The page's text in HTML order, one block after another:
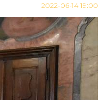
2022-06-14 19:00